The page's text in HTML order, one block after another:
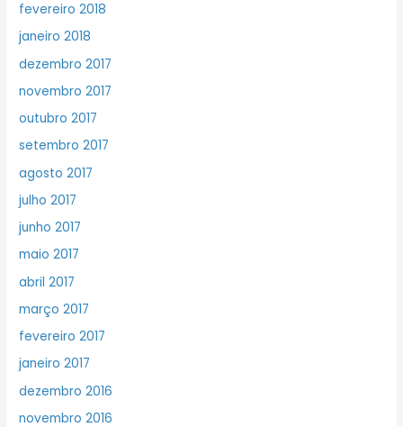
fevereiro 2018
janeiro 2018
dezembro 2017
novembro 2017
outubro 2017
setembro 2017
agosto 2017
julho 2017
junho 2017
maio 2017
abril 2017
março 2017
fevereiro 2017
janeiro 2017
dezembro 2016
novembro 2016